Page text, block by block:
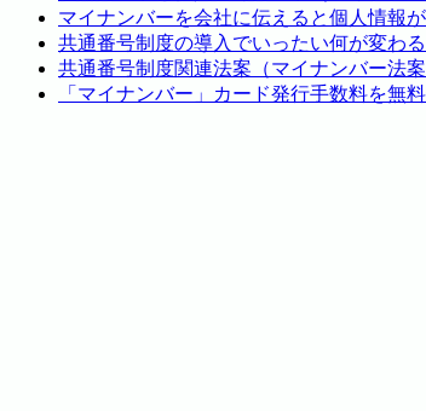
マイナンバーを会社に伝えると個人情報
共通番号制度の導入でいったい何が変わ
共通番号制度関連法案（マイナンバー法
「マイナンバー」カード発行手数料を無